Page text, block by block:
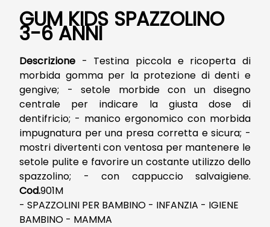
GUM KIDS SPAZZOLINO
3-6 ANNI
Descrizione - Testina piccola e ricoperta di
morbida gomma per la protezione di denti e
gengive; - setole morbide con un disegno
centrale per indicare la giusta dose di
dentifricio; - manico ergonomico con morbida
impugnatura per una presa corretta e sicura; -
mostri divertenti con ventosa per mantenere le
setole pulite e favorire un costante utilizzo dello
spazzolino; - con cappuccio salvaigiene.
Cod.901M
- SPAZZOLINI PER BAMBINO - INFANZIA - IGIENE
BAMBINO - MAMMA